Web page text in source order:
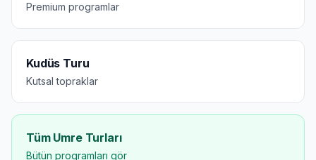
Premium programlar
Kudüs Turu
Kutsal topraklar
Tüm Umre Turları
Bütün programları gör